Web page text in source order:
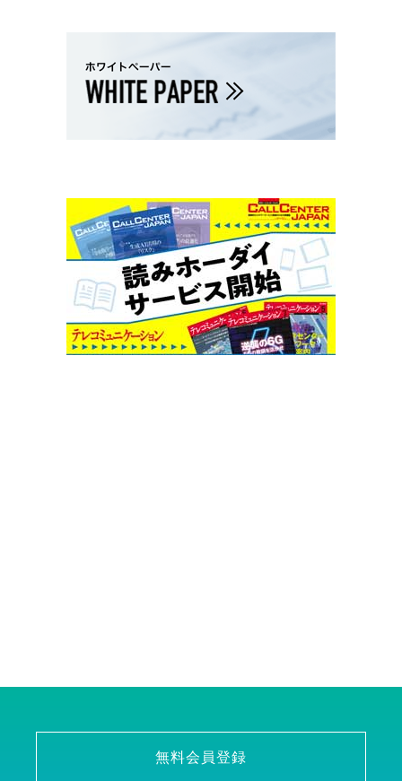
無料会員登録